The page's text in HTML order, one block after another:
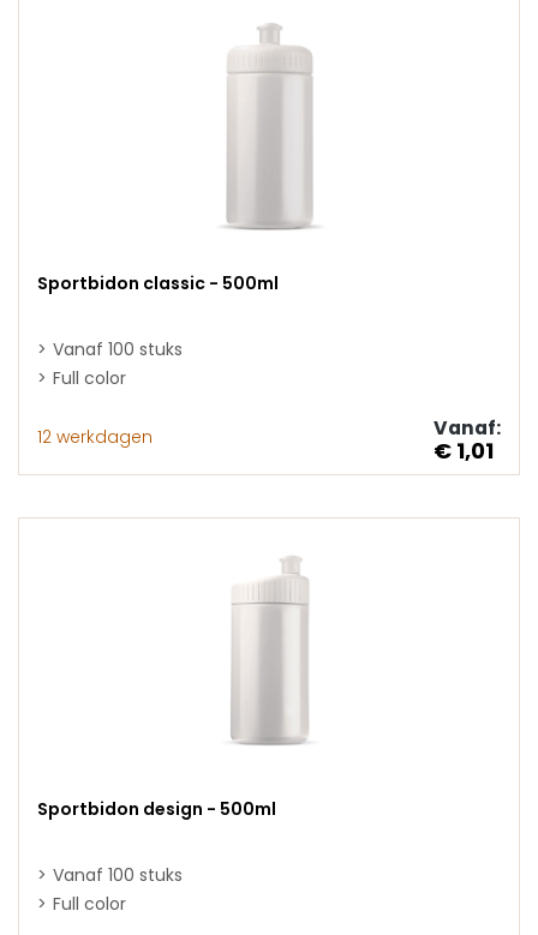
Sportbidon classic - 500ml
Vanaf 100 stuks
Full color
12 werkdagen Vanaf:
€ 1,01
Sportbidon design - 500ml
Vanaf 100 stuks
Full color